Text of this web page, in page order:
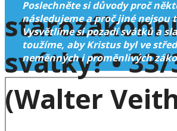
svátky? •
(Walter
Poslechněte si důvody proč
následujeme a proč jiné nejsou
Vysvětlíme si pozadí svátků a
toužíme, aby Kristus byl ve
neměnných i proměnlivých